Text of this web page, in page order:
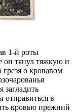
1-й роты
он тянул тяжкую и
о кровавом
загладить
в
кровью прежний